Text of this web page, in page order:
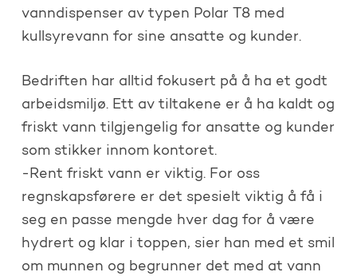
vanndispenser av typen Polar T8 med
kullsyrevann for sine ansatte og kunder.
Bedriften har alltid fokusert på å ha et godt
arbeidsmiljø. Ett av tiltakene er å ha kaldt og
friskt vann tilgjengelig for ansatte og kunder
som stikker innom kontoret.
-Rent friskt vann er viktig. For oss
regnskapsførere er det spesielt viktig å få i
seg en passe mengde hver dag for å være
hydrert og klar i toppen, sier han med et smil
om munnen og begrunner det med at vann